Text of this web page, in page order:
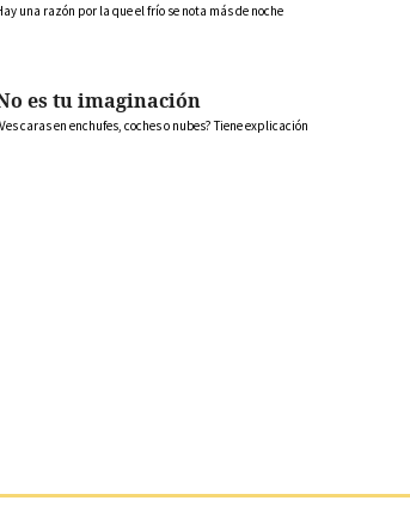
una razón por la que el frío se nota más de noche
es tu imaginación
caras en enchufes, coches o nubes? Tiene explicación